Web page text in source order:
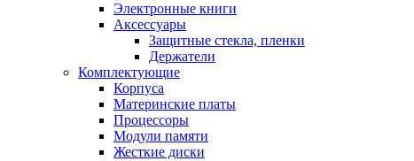
Электронные книги
Аксессуары
Защитные стекла, пленки
Держатели
Комплектующие
Корпуса
Материнские платы
Процессоры
Модули памяти
Жесткие диски